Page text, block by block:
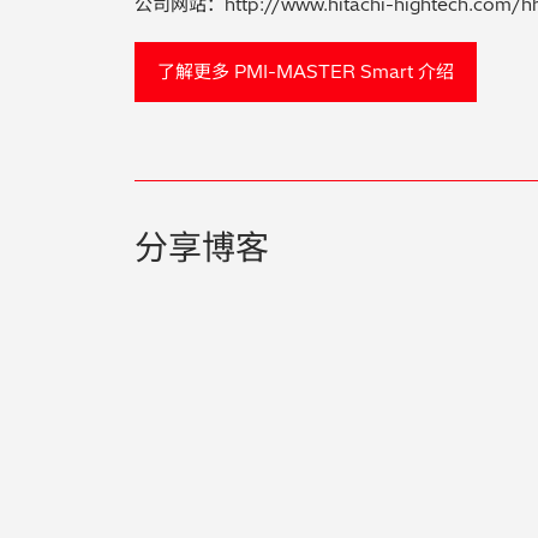
了解更多 PMI-MASTER Smart 介绍
分享博客